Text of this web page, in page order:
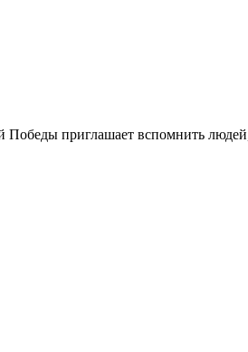
Победы приглашает вспомнить